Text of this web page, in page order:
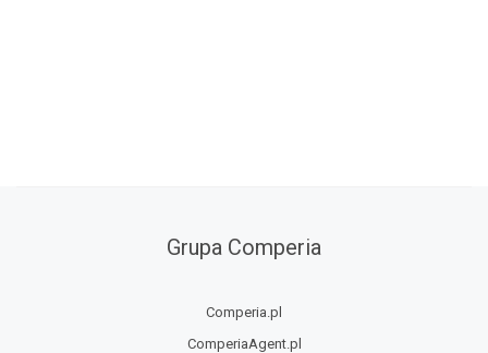
Grupa Comperia
Comperia.pl
ComperiaAgent.pl